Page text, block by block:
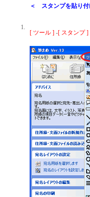
＜ スタンプを貼り
1.
[ ツール ] -[ スタンプ ]